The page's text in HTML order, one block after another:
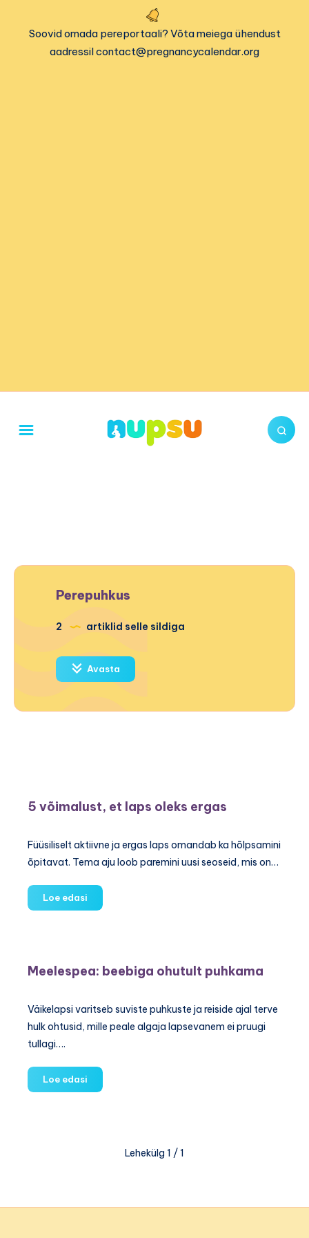
Soovid omada pereportaali? Võta meiega ühendust
aadressil contact@pregnancycalendar.org
Perepuhkus
2 artiklid selle sildiga
Avasta
5 võimalust, et laps oleks ergas
Füüsiliselt aktiivne ja ergas laps omandab ka hõlpsamini
õpitavat. Tema aju loob paremini uusi seoseid, mis on…
Loe edasi
võimalust,
ergas
Meelespea: beebiga ohutult puhkama
Väikelapsi varitseb suviste puhkuste ja reiside ajal terve
hulk ohtusid, mille peale algaja lapsevanem ei pruugi
tullagi….
Loe edasi
beebiga
Lehekülg 1 / 1